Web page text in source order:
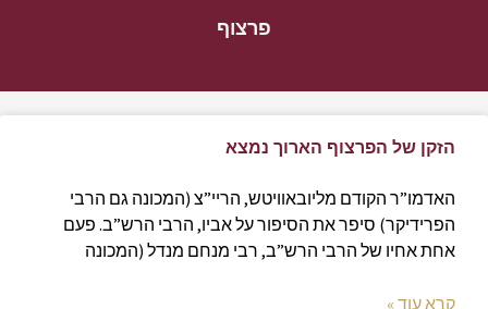
פרצוף
הזקן של הפרצוף הארוך נמצא
האדמו”ר הקודם מליובאוויטש, הריי”צ (המכונה גם הרבי
הפרידיקר) סיפר את הסיפור על אביו, הרבי הרש”ב. פעם
אחת אחיו של הרבי הרש”ב, רבי מנחם מנדל (המכונה
קרא עוד »